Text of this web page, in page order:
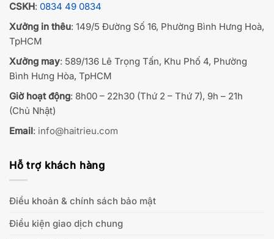
CSKH: 0834 49 0834
Xưởng in thêu: 149/5 Đường Số 16, Phường Bình Hưng Hoà,
TpHCM
Xưởng may: 589/136 Lê Trọng Tấn, Khu Phố 4, Phường
Bình Hưng Hòa, TpHCM
Giờ hoạt động: 8h00 – 22h30 (Thứ 2 – Thứ 7), 9h – 21h
(Chủ Nhật)
Email: info@haitrieu.com
Hỗ trợ khách hàng
Điều khoản & chính sách bảo mật
Điều kiện giao dịch chung